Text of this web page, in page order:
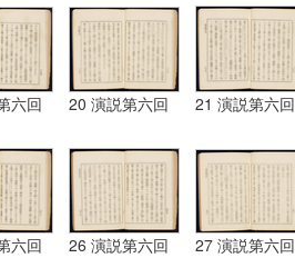
六回 20 演説第六回 21 演説第六回
六回 26 演説第六回 27 演説第六回